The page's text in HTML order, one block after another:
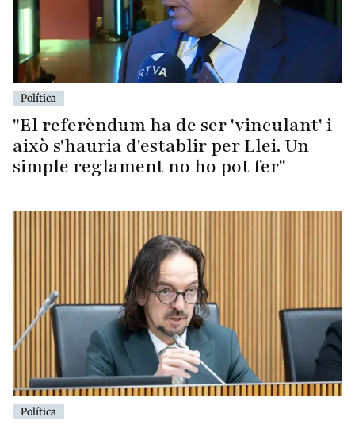
Política
"El referèndum ha de ser 'vinculant' i
això s'hauria d'establir per Llei. Un
simple reglament no ho pot fer"
Política